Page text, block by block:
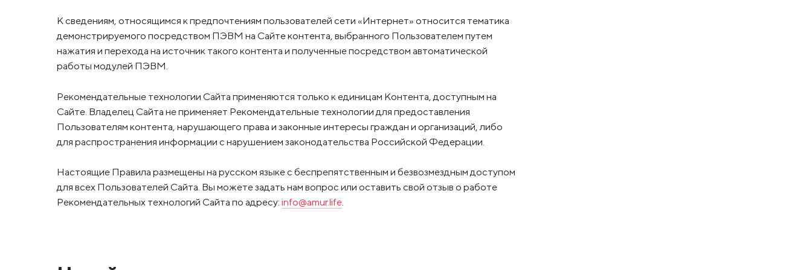
К сведениям, относящимся к предпочтениям пользователей сети «Интернет» относится тематика
демонстрируемого посредством ПЭВМ на Сайте контента, выбранного Пользователем путем
нажатия и перехода на источник такого контента и полученные посредством автоматической
работы модулей ПЭВМ.
Рекомендательные технологии Сайта применяются только к единицам Контента, доступным на
Сайте. Владелец Сайта не применяет Рекомендательные технологии для предоставления
Пользователям контента, нарушающего права и законные интересы граждан и организаций, либо
для распространения информации с нарушением законодательства Российской Федерации.
Настоящие Правила размещены на русском языке с беспрепятственным и безвозмездным доступом
для всех Пользователей Сайта. Вы можете задать нам вопрос или оставить свой отзыв о работе
Рекомендательных технологий Сайта по адресу: info@amur.life.